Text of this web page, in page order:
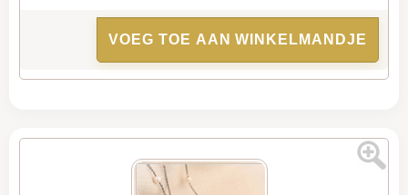
VOEG TOE AAN WINKELMANDJE